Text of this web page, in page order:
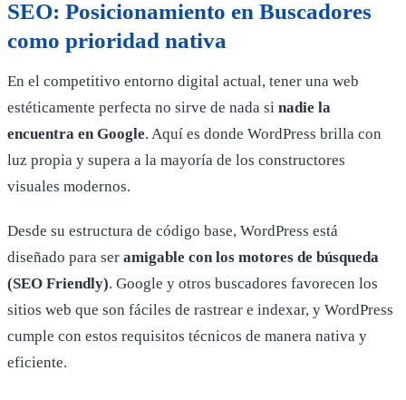
SEO: Posicionamiento en Buscadores
como prioridad nativa
En el competitivo entorno digital actual, tener una web
estéticamente perfecta no sirve de nada si nadie la
encuentra en Google. Aquí es donde WordPress brilla con
luz propia y supera a la mayoría de los constructores
visuales modernos.
Desde su estructura de código base, WordPress está
diseñado para ser amigable con los motores de búsqueda
(SEO Friendly). Google y otros buscadores favorecen los
sitios web que son fáciles de rastrear e indexar, y WordPress
cumple con estos requisitos técnicos de manera nativa y
eficiente.